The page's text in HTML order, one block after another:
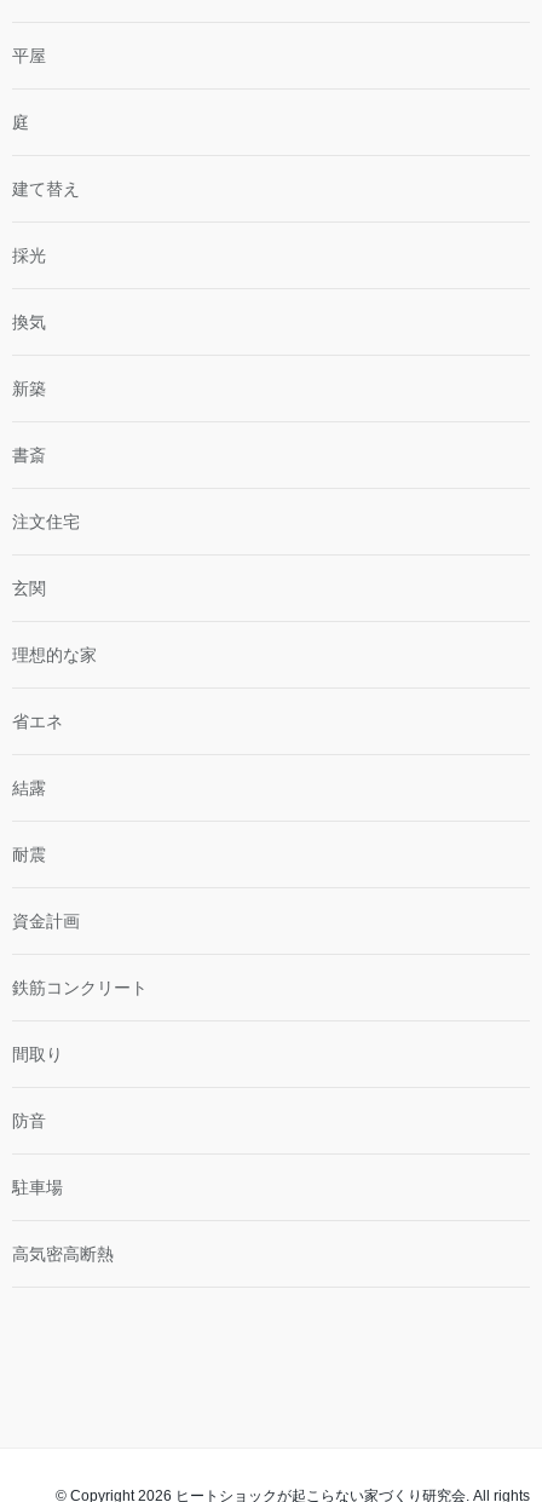
平屋
庭
建て替え
採光
換気
新築
書斎
注文住宅
玄関
理想的な家
省エネ
結露
耐震
資金計画
鉄筋コンクリート
間取り
防音
駐車場
高気密高断熱
© Copyright 2026 ヒートショックが起こらない家づくり研究会. All rights